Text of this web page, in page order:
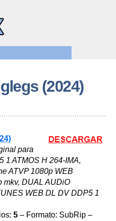
(2024)
para
1 ATMOS H 264-IMA,
ATVP 1080p WEB
mkv, DUAL AUDiO
WEB DL DV DDP5 1
5 – Formato: SubRip –